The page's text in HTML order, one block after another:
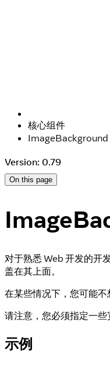
核心组件
ImageBackground
Version: 0.79
On this page
对于熟悉 Web 开发的开
盖在其上面。
在某些情况下，您可能不
请注意，您必须指定一些
示例